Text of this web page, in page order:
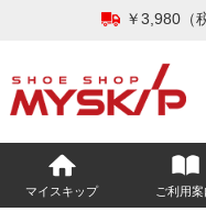
￥3,980（
マイスキップ ご利用案